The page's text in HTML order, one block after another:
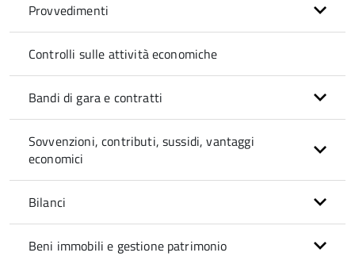
Provvedimenti
Controlli sulle attività economiche
Bandi di gara e contratti
Sovvenzioni, contributi, sussidi, vantaggi
economici
Bilanci
Beni immobili e gestione patrimonio